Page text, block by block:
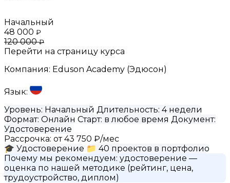
Начальный
48 000 ₽
120 000₽
Перейти на страницу курса
Компания: Eduson Academy (Эдюсон)
Язык:
Уровень: Начальный Длительность: 4 недели
Формат: Онлайн Старт: в любое время Документ:
Удостоверение
Рассрочка: от 43 750 ₽/мес
🎓 Удостоверение 📁 40 проектов в портфолио
Почему мы рекомендуем: удостоверение —
оценка по нашей методике (рейтинг, цена,
трудоустройство, диплом)